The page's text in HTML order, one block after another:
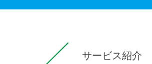
サービス紹介